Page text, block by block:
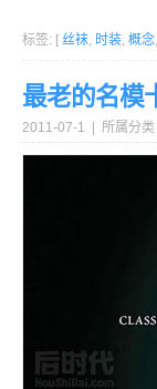
标签: [ 丝袜, 时装, 概念,
最老的名模
2011-07-1 | 所属分类